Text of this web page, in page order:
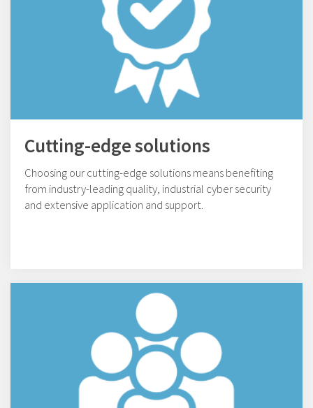
Cutting-edge solutions
Choosing our cutting-edge solutions means benefiting
from industry-leading quality, industrial cyber security
and extensive application and support.